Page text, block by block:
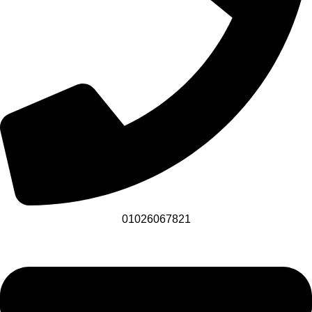
01026067821